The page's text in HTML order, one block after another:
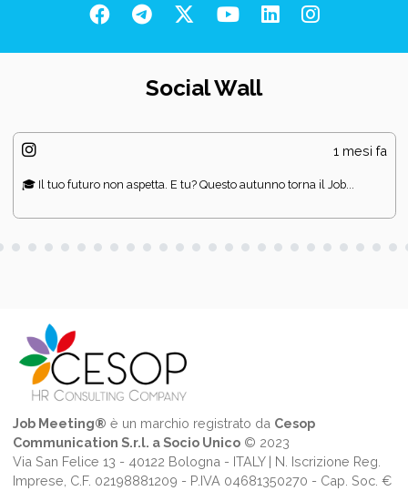
Social Wall
1 mesi fa
🎓 Il tuo futuro non aspetta. E tu? Questo autunno torna il Job...
Job Meeting® è un marchio registrato da Cesop
Communication S.r.l. a Socio Unico© 2023
Via San Felice 13 - 40122 Bologna - ITALY | N. Iscrizione Reg.
Imprese, C.F. 02198881209 - P.IVA 04681350270 - Cap. Soc. €